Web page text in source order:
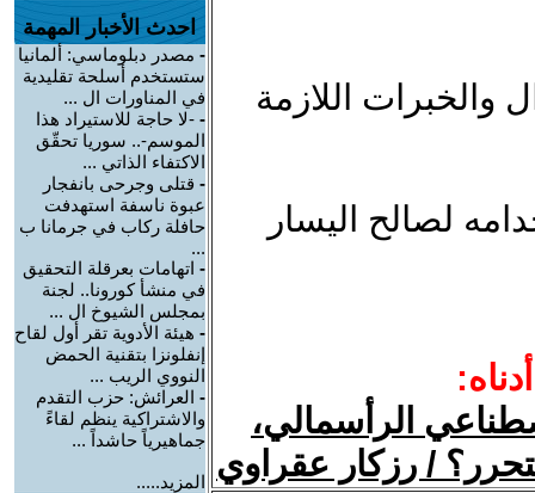
اللازمة
لصالح اليسار
الرأسمالي،
/ رزكار عقراوي
احدث الأخبار المهمة
- مصدر دبلوماسي: ألمانيا
ستستخدم أسلحة تقليدية
في المناورات ال ...
- -لا حاجة للاستيراد هذا
الموسم-.. سوريا تحقّق
الاكتفاء الذاتي ...
- قتلى وجرحى بانفجار
عبوة ناسفة استهدفت
حافلة ركاب في جرمانا ب
...
- اتهامات بعرقلة التحقيق
في منشأ كورونا.. لجنة
بمجلس الشيوخ ال ...
- هيئة الأدوية تقر أول لقاح
إنفلونزا بتقنية الحمض
النووي الريب ...
- العرائش: حزب التقدم
والاشتراكية ينظم لقاءً
جماهيرياً حاشداً ...
المزيد.....